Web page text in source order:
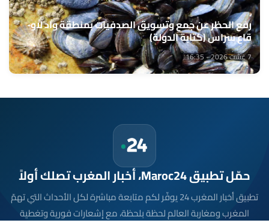
رفع الحظر عن جمع وتسويق الصدفيات بمنطقة واد لاو-
قاع سراس (كتابة الدولة)
7 غشت 2026 - 16:35
حمّل تطبيق Maroc24، أخبار المغرب تصلك أولاً
تطبيق أخبار المغرب 24 يوفّر لكم متابعة مباشرة لكل الأحداث التي تهمّ
المغرب ومغاربة العالم لحظة بلحظة، مع إشعارات فورية وتغطية